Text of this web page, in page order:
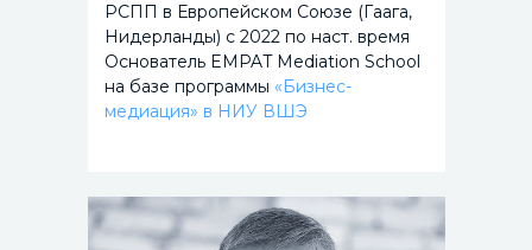
РСПП в Европейском Союзе (Гаага,
Нидерланды) с 2022 по наст. время
Основатель EMPAT Mediation School
на базе программы «Бизнес-
медиация» в НИУ ВШЭ